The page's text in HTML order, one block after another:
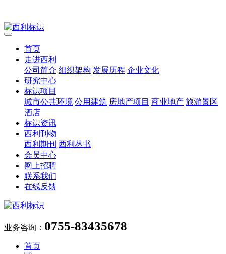
首页
走进西利
公司简介 组织架构 发展历程 企业文化
研究中心
标识项目
城市公共环境 公用建筑 房地产项目 商业地产 旅游景区
酒店
标识资讯
西利刊物
西利期刊 西利丛书
会员中心
网上招聘
联系我们
在线反馈
业务咨询： 0755-83435678
首页